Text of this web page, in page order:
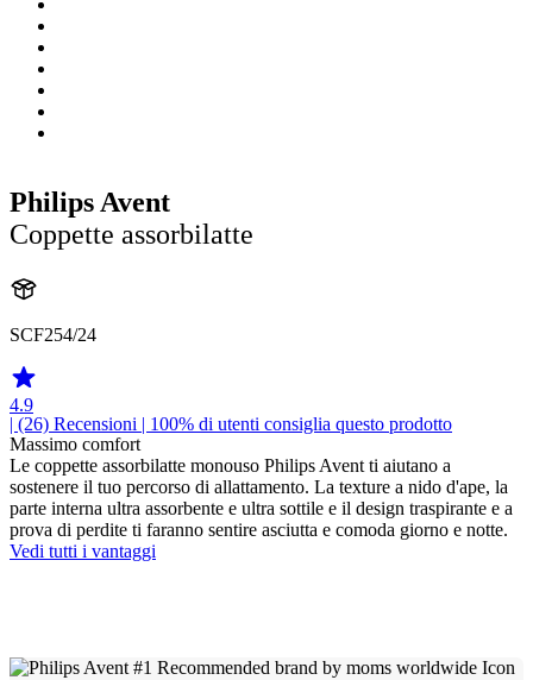
Philips Avent
Coppette assorbilatte
SCF254/24
4.9
| (26) Recensioni | 100% di utenti consiglia questo prodotto
Massimo comfort
Le coppette assorbilatte monouso Philips Avent ti aiutano a
sostenere il tuo percorso di allattamento. La texture a nido d'ape, la
parte interna ultra assorbente e ultra sottile e il design traspirante e a
prova di perdite ti faranno sentire asciutta e comoda giorno e notte.
Vedi tutti i vantaggi